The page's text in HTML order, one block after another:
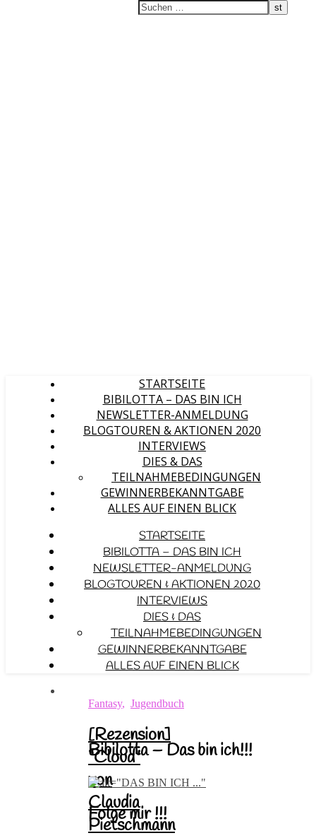
STARTSEITE
BIBILOTTA – DAS BIN ICH
NEWSLETTER-ANMELDUNG
BLOGTOUREN & AKTIONEN 2020
INTERVIEWS
DIES & DAS
TEILNAHMEBEDINGUNGEN
GEWINNERBEKANNTGABE
ALLES AUF EINEN BLICK
STARTSEITE
BIBILOTTA – DAS BIN ICH
NEWSLETTER-ANMELDUNG
BLOGTOUREN & AKTIONEN 2020
INTERVIEWS
DIES & DAS
TEILNAHMEBEDINGUNGEN
GEWINNERBEKANNTGABE
ALLES AUF EINEN BLICK
Fantasy, Jugendbuch
[Rezension]
“Cloud”
von
Claudia
Pietschmann
Bibilotta – Das bin ich!!!
Folge mir !!!